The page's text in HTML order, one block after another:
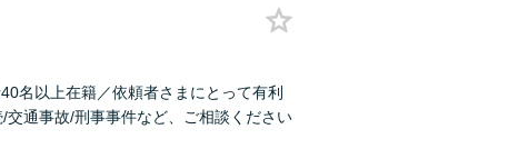
名以上在籍／依頼者さまにとって有利
通事故/刑事事件など、ご相談ください